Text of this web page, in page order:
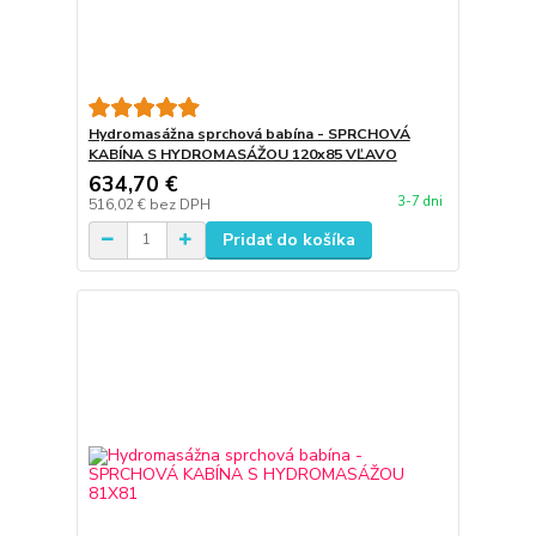
Hydromasážna sprchová babína - SPRCHOVÁ
KABÍNA S HYDROMASÁŽOU 120x85 VĽAVO
634,70 €
516,02 € bez DPH 3-7 dni
Pridať do košíka